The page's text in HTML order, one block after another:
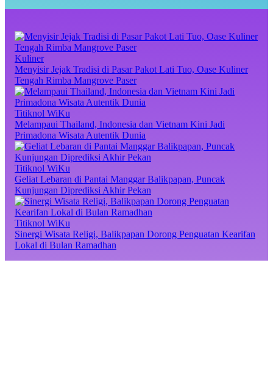
Kuliner
Menyisir Jejak Tradisi di Pasar Pakot Lati Tuo, Oase Kuliner
Tengah Rimba Mangrove Paser
Titiknol WiKu
Melampaui Thailand, Indonesia dan Vietnam Kini Jadi
Primadona Wisata Autentik Dunia
Titiknol WiKu
Geliat Lebaran di Pantai Manggar Balikpapan, Puncak
Kunjungan Diprediksi Akhir Pekan
Titiknol WiKu
Sinergi Wisata Religi, Balikpapan Dorong Penguatan Kearifan
Lokal di Bulan Ramadhan